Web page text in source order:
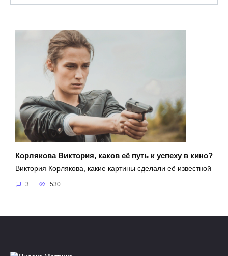
Корлякова Виктория, каков её путь к успеху в кино?
Виктория Корлякова, какие картины сделали её известной
3 530